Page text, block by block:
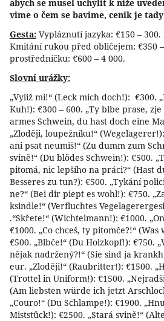
abych se musel uchylit k niže
vime o čem se bavime, cenik je
Gesta: Vypláznutí jazyka: €150 –
Kmitání rukou před obličejem: €350
prostředníčku: €600 – 4 000.
Slovní urážky:
„Vyliž mi!“ (Leck mich doch!): €300.
Kuh!): €300 – 600. „Ty blbe prase,
armes Schwein, du hast doch eine
„Zloději, loupežníku!“
ani psat neumiš!“ (Zu dumm zum
svině!“ (Du blödes Schwein!): €500.
pitomá, nic lepšího na práci?“ (Hast
Besseres zu tun?): €500. „Tykání
ne?“ (Bei dir piept es wohl!): €750.
ksindle!“ (Verfluchtes
.“Skřete!“ (Wichtelmann!): €1000.
€1000. „Co chceš, ty pitomče?!“
€500. „Blbče!“ (Du Holzkopf!): €750.
nějak nadržený?!“ (Sie sind ja
eur. „Zloději!“ (Raubritter!): €1500.
(Trottel in Uniform!): €1500.
(Am liebsten würde ich jetzt
„Couro!“ (Du Schlampe!): €1900.
Miststück!): €2500. „Stará svině!“